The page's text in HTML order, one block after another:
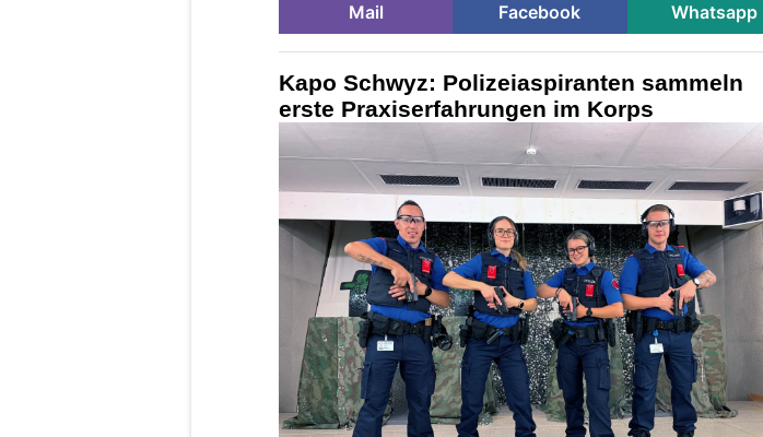
Mail
Facebook Whatsapp
Kapo Schwyz: Polizeiaspiranten sammeln
erste Praxiserfahrungen im Korps